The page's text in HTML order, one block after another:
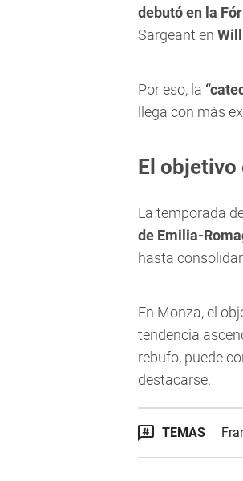
debutó en la
Sargeant en
Por eso, la
llega con más
El objetivo
La temporada
de Emilia-
hasta
En Monza, el
tendencia
rebufo, puede
destacarse.
TEMAS